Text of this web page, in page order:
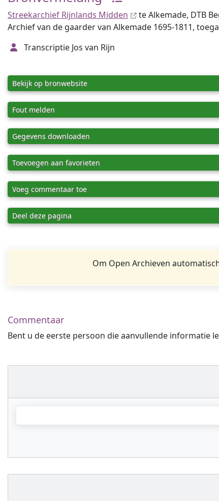
Streekarchief Rijnlands Midden
te Alkemade, DTB
Archief van de gaarder van Alkemade 1695-1811,
Transcriptie Jos van Rijn
Bekijk op bronwebsite
Fout melden
Gegevens downloaden
Toevoegen aan favorieten
Voeg commentaar toe
Deel deze pagina
Om Open Archieven
Commentaar
Bent u de eerste persoon die aanvullende informatie